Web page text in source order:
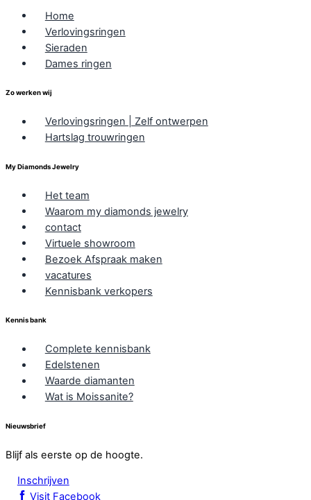
Home
Verlovingsringen
Sieraden
Dames ringen
Zo werken wij
Verlovingsringen | Zelf ontwerpen
Hartslag trouwringen
My Diamonds Jewelry
Het team
Waarom my diamonds jewelry
contact
Virtuele showroom
Bezoek Afspraak maken
vacatures
Kennisbank verkopers
Kennis bank
Complete kennisbank
Edelstenen
Waarde diamanten
Wat is Moissanite?
Nieuwsbrief
Blijf als eerste op de hoogte.
Inschrijven
Visit Facebook